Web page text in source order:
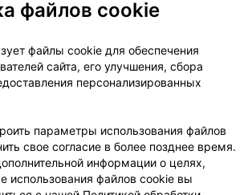
Новости проекта
рекламы
Медицинский маркетинг
договор
Доставка
оплаты
Вакансии
Партнеры
руководителю 103.by
Написать в поддержку
файлов cookie
файлы cookie для обеспечения
сайта, его улучшения, сбора
персонализированных
параметры использования файлов
свое согласие в более позднее время.
информации о целях,
использования файлов cookie вы